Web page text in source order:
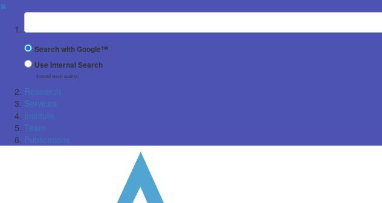
✖
Suchbegriff
Search with Google™
Use Internal Search
(limited result quality)
Research
Services
Institute
Team
Publications